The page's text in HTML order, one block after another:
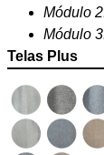
Módulo
Módulo
Telas Plus